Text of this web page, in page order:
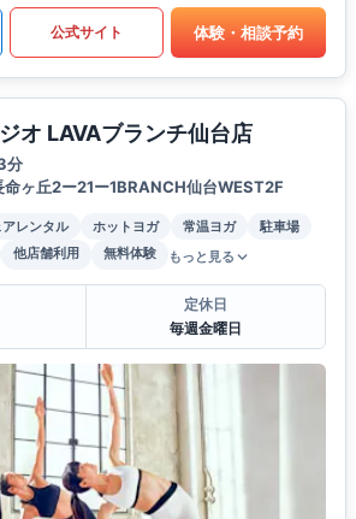
公式サイト 体験・相談予約
オ LAVAブランチ仙台店
分
命ヶ丘2ー21ー1BRANCH仙台WEST2F
アレンタル ホットヨガ 常温ヨガ
駐車場
他店舗利用 無料体験 もっと見る
定休日
毎週金曜日